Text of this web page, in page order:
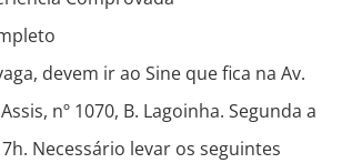
devem ir ao Sine que fica na Av.
nº 1070, B. Lagoinha. Segunda a
Necessário levar os seguintes